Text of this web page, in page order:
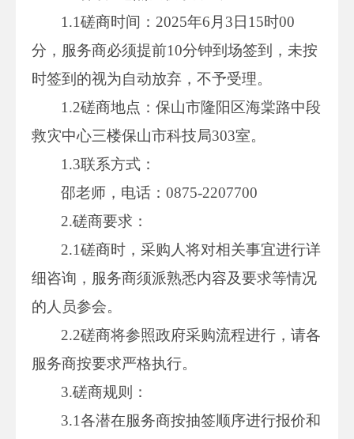
1.1磋商时间：2025年6月3日15时00
分，服务商必须提前10分钟到场签到，未按
时签到的视为自动放弃，不予受理。
1.2磋商地点：保山市隆阳区海棠路中段
救灾中心三楼保山市科技局303室。
1.3联系方式：
邵老师，电话：0875-2207700
2.磋商要求：
2.1磋商时，采购人将对相关事宜进行详
细咨询，服务商须派熟悉内容及要求等情况
的人员参会。
2.2磋商将参照政府采购流程进行，请各
服务商按要求严格执行。
3.磋商规则：
3.1各潜在服务商按抽签顺序进行报价和